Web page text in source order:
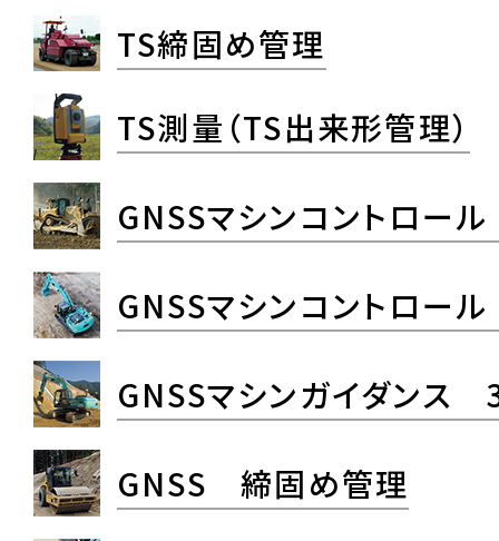
TS締固め管理
TS測量（TS出来形管理）
GNSSマシンコントロー
GNSSマシンコントロー
GNSSマシンガイダンス
GNSS 締固め管理